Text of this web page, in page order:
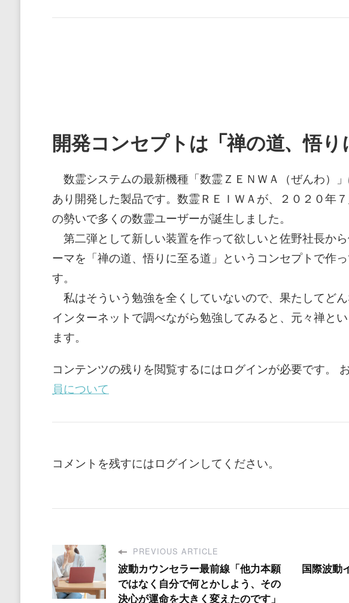
霊
次
意
識
を
さ
せ、
縄
文
ト
を
開
を
デ
開発コンセプトは「禅の道、悟り
数霊システムの最新機種「数霊ＺＥＮＷＡ（ぜんわ）
あり開発した製品です。数霊ＲＥＩＷＡが、２０２０年
の勢いで多くの数霊ユーザーが誕生しました。
第二弾として新しい装置を作って欲しいと佐野社長か
ーマを「禅の道、悟りに至る道」というコンセプトで作
す。
私はそういう勉強を全くしていないので、果たしてど
インターネットで調べながら勉強してみると、元々禅と
ます。
コンテンツの残りを閲覧するにはログインが必要です。
員について
コメントを残すにはログインしてください。
PREVIOUS ARTICLE
波動カウンセラー最前線「他力本願
ではなく自分で何とかしよう、その
決心が運命を大きく変えたのです」
国際波動